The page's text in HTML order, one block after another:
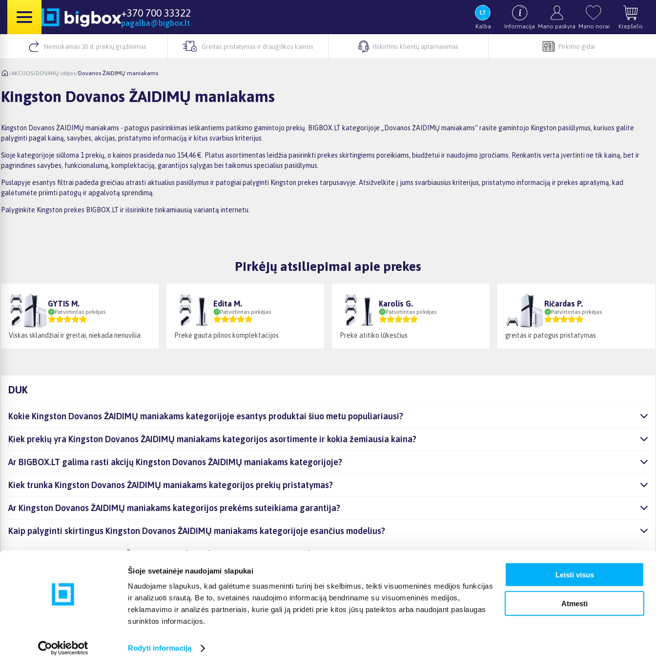
Šioje svetainėje naudojami slapukai
Naudojame slapukus, kad galėtume suasmeninti turinį bei skelbimus, teikti visuomeninės medijos funkcijas
ir analizuoti srautą. Be to, svetainės naudojimo informaciją bendriname su visuomeninės medijos,
reklamavimo ir analizės partneriais, kurie gali ją pridėti prie kitos jūsų pateiktos arba naudojant paslaugas
surinktos informacijos.
Rodyti informaciją
Leisti visus
Atmesti
+370 700 33322
pagalba@bigbox.lt Kalba Informacija Mano paskyra Mano norai Krepšelis
Nemokamas 30 d. prekių grąžinimas Greitas pristatymas ir draugiškos kainos Išskirtinis klientų aptarnavimas Pirkimo gidai
/AKCIJOS/DOVANŲ idėjos/Dovanos ŽAIDIMŲ maniakams
Kingston Dovanos ŽAIDIMŲ maniakams
Kingston Dovanos ŽAIDIMŲ maniakams - patogus pasirinkimas ieškantiems patikimo gamintojo prekių. BIGBOX.LT kategorijoje „Dovanos ŽAIDIMŲ maniakams“ rasite gamintojo Kingston pasiūlymus, kuriuos galite
palyginti pagal kainą, savybes, akcijas, pristatymo informaciją ir kitus svarbius kriterijus.
Šioje kategorijoje siūloma 1 prekių, o kainos prasideda nuo 154,46 €. Platus asortimentas leidžia pasirinkti prekes skirtingiems poreikiams, biudžetui ir naudojimo įpročiams. Renkantis verta įvertinti ne tik kainą, bet ir
pagrindines savybes, funkcionalumą, komplektaciją, garantijos sąlygas bei taikomus specialius pasiūlymus.
Puslapyje esantys filtrai padeda greičiau atrasti aktualius pasiūlymus ir patogiai palyginti Kingston prekes tarpusavyje. Atsižvelkite į jums svarbiausius kriterijus, pristatymo informaciją ir prekės aprašymą, kad
galėtumėte priimti patogų ir apgalvotą sprendimą.
Palyginkite Kingston prekes BIGBOX.LT ir išsirinkite tinkamiausią variantą internetu.
Pirkėjų atsiliepimai apie prekes
GYTIS M.
Patvirtintas pirkėjas
Viskas sklandžiai ir greitai, niekada nenuvilia
Edita M.
Patvirtintas pirkėjas
Prekė gauta pilnos komplektacijos
Karolis G.
Patvirtintas pirkėjas
Prekė atitiko lūkesčius
Ričardas P.
Patvirtintas pirkėjas
greitas ir patogus pristatymas
DUK
Kokie Kingston Dovanos ŽAIDIMŲ maniakams kategorijoje esantys produktai šiuo metu populiariausi?
Kiek prekių yra Kingston Dovanos ŽAIDIMŲ maniakams kategorijos asortimente ir kokia žemiausia kaina?
Ar BIGBOX.LT galima rasti akcijų Kingston Dovanos ŽAIDIMŲ maniakams kategorijoje?
Kiek trunka Kingston Dovanos ŽAIDIMŲ maniakams kategorijos prekių pristatymas?
Ar Kingston Dovanos ŽAIDIMŲ maniakams kategorijos prekėms suteikiama garantija?
Kaip palyginti skirtingus Kingston Dovanos ŽAIDIMŲ maniakams kategorijoje esančius modelius?
Kaip įsigyti Kingston Dovanos ŽAIDIMŲ maniakams kategorijoje esančias prekes internetu?